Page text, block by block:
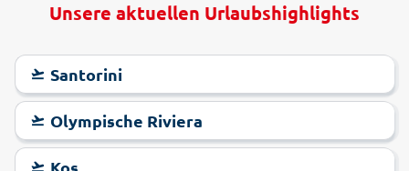
Unsere aktuellen Urlaubshighlights
Santorini
Olympische Riviera